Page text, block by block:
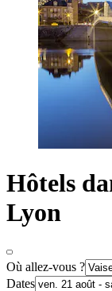
Hôtels
Lyon
Où allez-vous ?
Dates